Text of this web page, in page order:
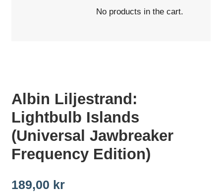
No products in the cart.
Albin Liljestrand:
Lightbulb Islands
(Universal Jawbreaker
Frequency Edition)
189,00 kr